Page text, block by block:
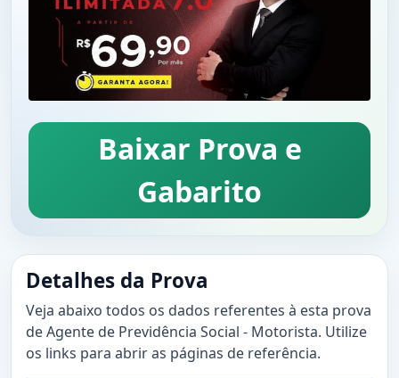
Baixar Prova e
Gabarito
Detalhes da Prova
Veja abaixo todos os dados referentes à esta prova
de Agente de Previdência Social - Motorista. Utilize
os links para abrir as páginas de referência.